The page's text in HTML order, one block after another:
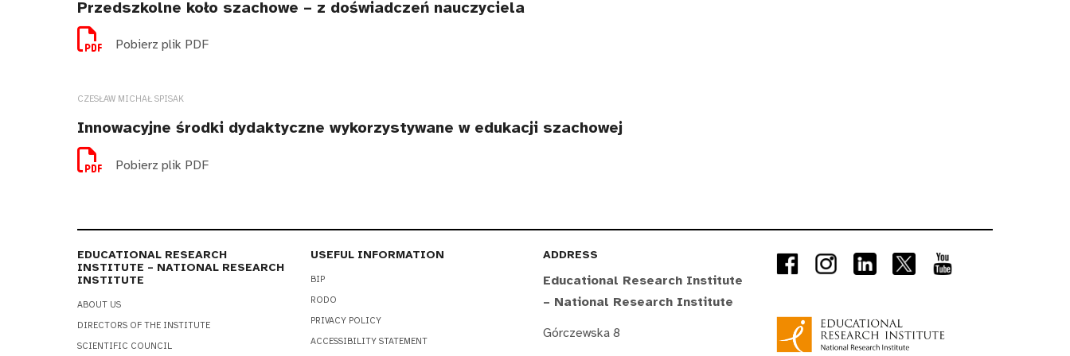
Przedszkolne koło szachowe – z doświadczeń nauczyciela
Pobierz plik PDF
CZESŁAW MICHAŁ SPISAK
Innowacyjne środki dydaktyczne wykorzystywane w edukacji szachowej
Pobierz plik PDF
EDUCATIONAL RESEARCH
INSTITUTE – NATIONAL RESEARCH
INSTITUTE
ABOUT US
DIRECTORS OF THE INSTITUTE
SCIENTIFIC COUNCIL
USEFUL INFORMATION
BIP
RODO
PRIVACY POLICY
ACCESSIBILITY STATEMENT
ADDRESS
Educational Research Institute
– National Research Institute
Górczewska 8